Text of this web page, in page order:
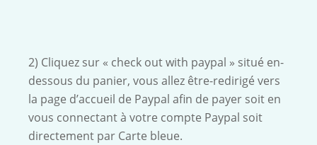
2) Cliquez sur « check out with paypal » situé en-
dessous du panier, vous allez être-redirigé vers
la page d’accueil de Paypal afin de payer soit en
vous connectant à votre compte Paypal soit
directement par Carte bleue.